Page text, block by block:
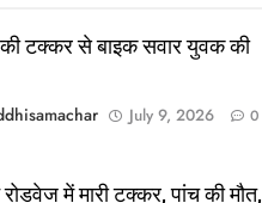
की टक्कर से बाइक सवार युवक की
July 9, 2026 0
में मारी टक्कर, पांच की मौत,